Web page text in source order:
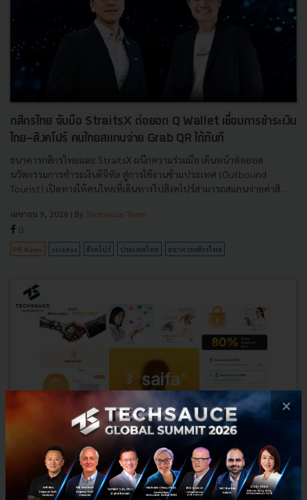
กสิกรไทย จับมือ StraitsX ต่อยอด Q Wallet เชื่อมการชำระเงิน
ไทย-สิงคโปร์ คนไทยสแกนจ่าย Grab QR ได้ทันที
ธนาคารกสิกรไทยและ StraitsX ผนึกความร่วมมือ เดินหน้าต่อยอด
นวัตกรรมการชำระเงินดิจิทัล สู่การใช้งานข้ามประเทศ (Outbound
Tourist) เปิดทางให้คนไทยที่เดินทางไปสิงคโปร์สามารถสแกนจ่ายค่าสิ...
เมษายน 9, 2026 | By Techsauce Team
0
PR News straitsx สิงคโปร์ ประเทศไทย ธนาคารกสิกรไทย
ยุคใหม่ของ SME เมื่อ AI รู้จักธุรกิจคุณดีกว่าพนักงาน
×